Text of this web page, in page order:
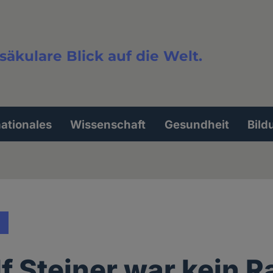
Blick auf die Welt.
Wissenschaft Gesundheit